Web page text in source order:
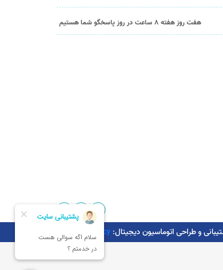
هفت روز هفته 8 ساعت در روز پاسخگو شما هستیم
Kaman.agency